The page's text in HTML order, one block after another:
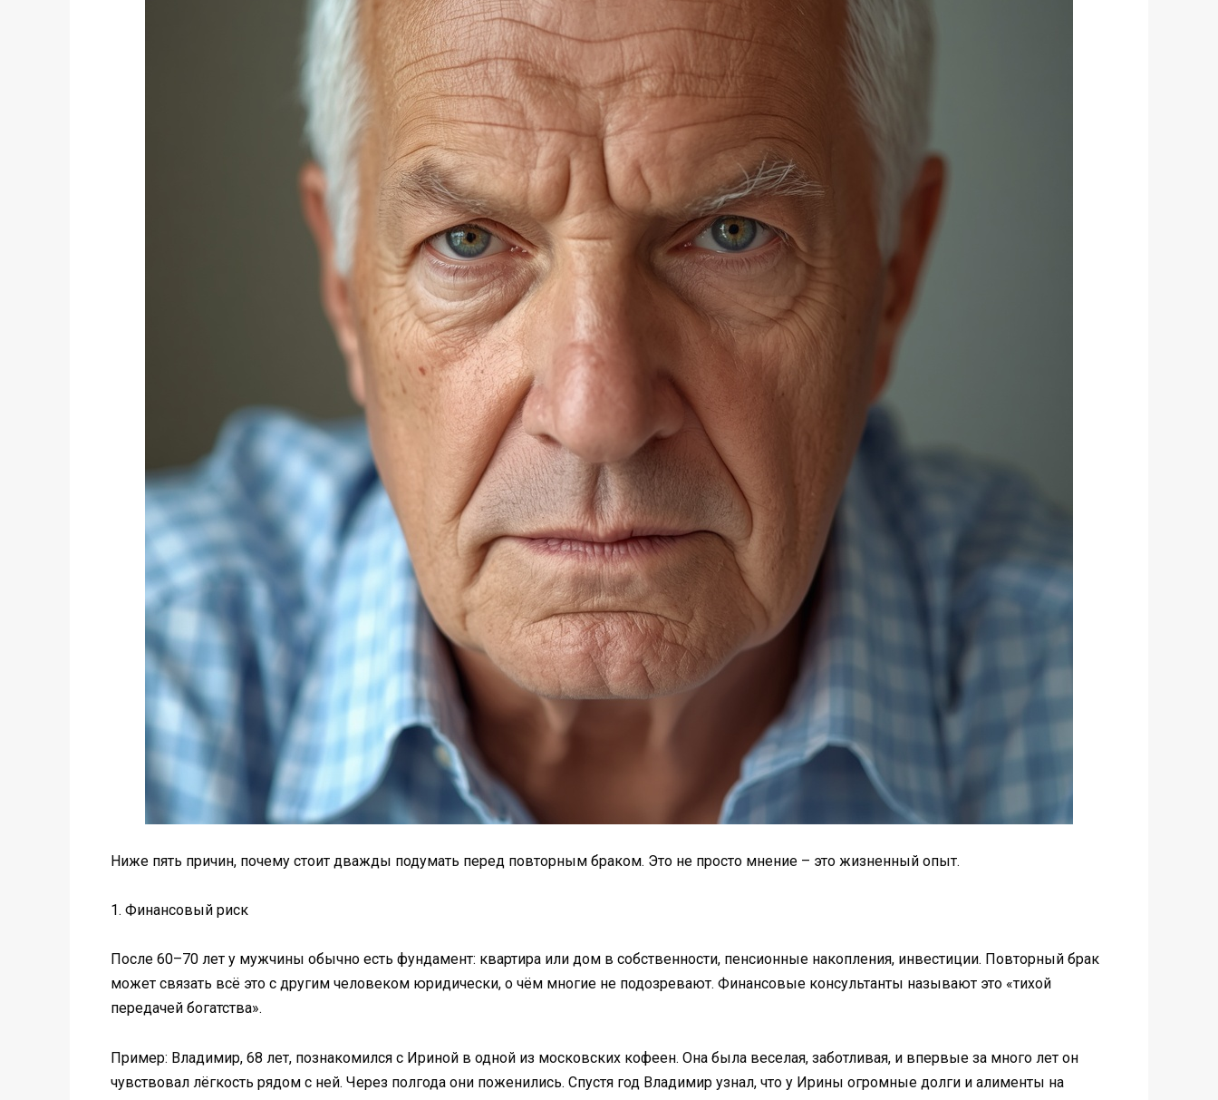
Ниже пять причин, почему стоит дважды подумать перед повторным браком. Это не просто мнение – это жизненный опыт.
1. Финансовый риск
После 60–70 лет у мужчины обычно есть фундамент: квартира или дом в собственности, пенсионные накопления, инвестиции. Повторный брак
может связать всё это с другим человеком юридически, о чём многие не подозревают. Финансовые консультанты называют это «тихой
передачей богатства».
Пример: Владимир, 68 лет, познакомился с Ириной в одной из московских кофеен. Она была веселая, заботливая, и впервые за много лет он
чувствовал лёгкость рядом с ней. Через полгода они поженились. Спустя год Владимир узнал, что у Ирины огромные долги и алименты на